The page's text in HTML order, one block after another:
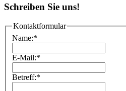
Schreiben Sie uns!
Kontaktformular
Name:*
E-Mail:*
Betreff:*